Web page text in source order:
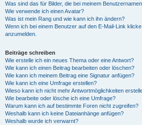
Was sind das für Bilder, die bei meinem
Wie verwende ich einen Avatar?
Was ist mein Rang und wie kann ich ihn ändern?
Wenn ich bei einem Benutzer auf den E-Mail-Link
anzumelden.
Beiträge schreiben
Wie erstelle ich ein neues Thema oder eine Antwort?
Wie kann ich einen Beitrag bearbeiten oder löschen?
Wie kann ich meinem Beitrag eine Signatur anfügen?
Wie kann ich eine Umfrage erstellen?
Wieso kann ich nicht mehr Antwortmöglichkeiten
Wie bearbeite oder lösche ich eine Umfrage?
Warum kann ich auf bestimmte Foren nicht zugreifen?
Weshalb kann ich keine Dateianhänge anfügen?
Weshalb wurde ich verwarnt?